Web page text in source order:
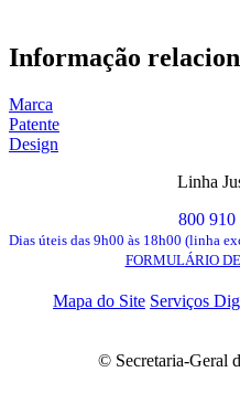
Informação
Marca
Patente
Design
Linha
800 910
Dias úteis das 9h00 às 18h00 (linha
FORMULÁRIO
Mapa do Site Serviços
© Secretaria-Geral